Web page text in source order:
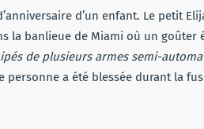
d’un enfant. Le petit
la banlieue de Miami où un goûter
de plusieurs armes semi-
personne a été blessée durant la